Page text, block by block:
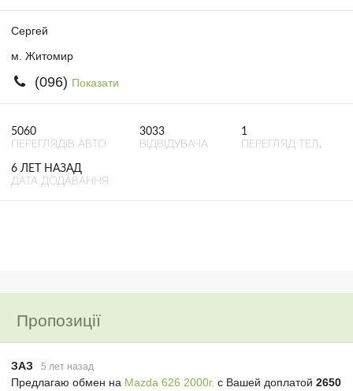
Сергей
м. Житомир
(096) Показати
5060
ПЕРЕГЛЯДІВ АВТО
3033
ВІДВІДУВАЧА
1
ПЕРЕГЛЯД ТЕЛ.
6 ЛЕТ НАЗАД
ДАТА ДОДАВАННЯ
Пропозиції
ЗАЗ 5 лет назад
Предлагаю обмен на Mazda 626 2000г. с Вашей доплатой 2650